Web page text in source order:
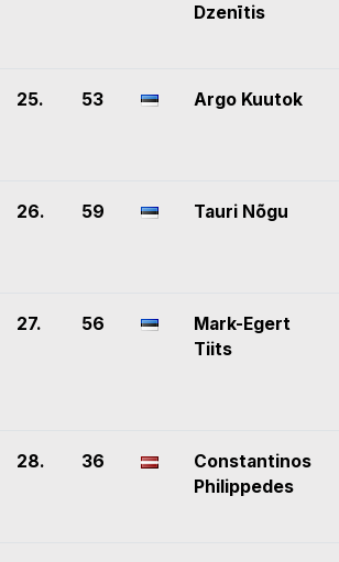
Dzenītis
25. 53 Argo Kuutok
26. 59 Tauri Nõgu
27. 56
Mark-Egert
Tiits
28. 36
Constantinos
Philippedes